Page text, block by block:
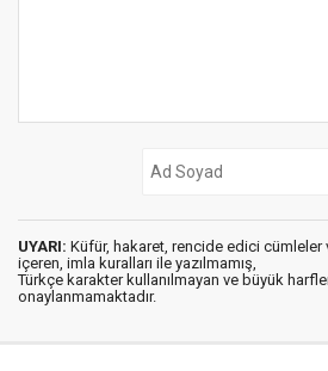
UYARI: Küfür, hakaret, rencide edici cümleler
içeren, imla kuralları ile yazılmamış,
Türkçe karakter kullanılmayan ve büyük
onaylanmamaktadır.